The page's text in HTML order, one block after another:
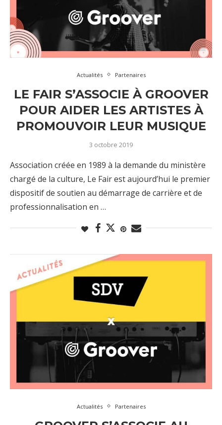
Actualités Partenaires
LE FAIR S’ASSOCIE À GROOVER
POUR AIDER LES ARTISTES À
PROMOUVOIR LEUR MUSIQUE
3 octobre 2019
Association créée en 1989 à la demande du ministère
chargé de la culture, Le Fair est aujourd’hui le premier
dispositif de soutien au démarrage de carrière et de
professionnalisation en …
Actualités Partenaires